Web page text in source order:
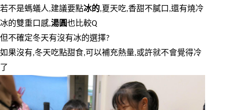
若不是螞蟻人,建議要點冰的,夏天吃,香甜不膩口,還有燒冷
冰的雙重口感,湯圓也比較Q
但不確定冬天有沒有冰的選擇?
如果沒有,冬天吃點甜食,可以補充熱量,或許就不會覺得冷
了